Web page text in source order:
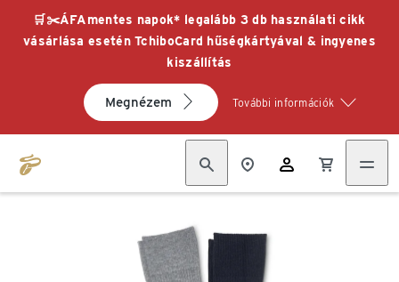
🛒✂️ÁFAmentes napok* legalább 3 db használati cikk
vásárlása esetén TchiboCard hűségkártyával & ingyenes
kiszállítás
Megnézem További információk